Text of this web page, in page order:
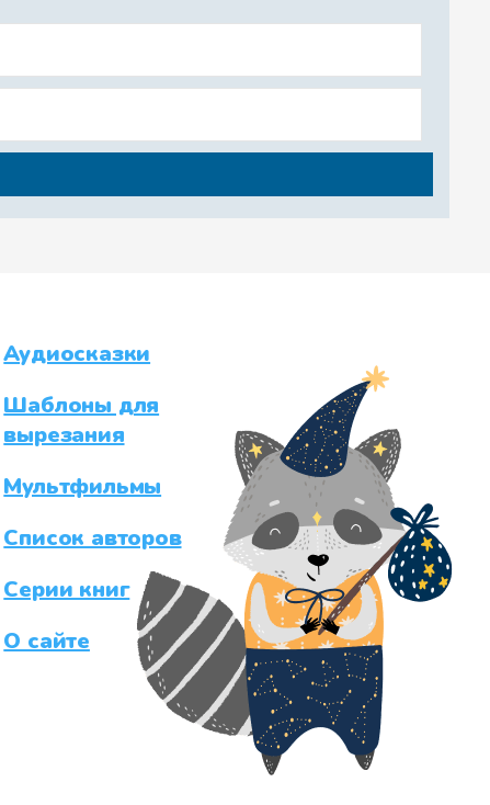
Аудиосказки
Шаблоны для
вырезания
Мультфильмы
Список авторов
Серии книг
О сайте